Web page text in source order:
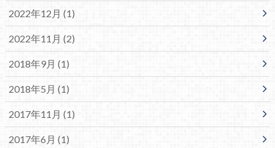
2022年12月 (1)
2022年11月 (2)
2018年9月 (1)
2018年5月 (1)
2017年11月 (1)
2017年6月 (1)